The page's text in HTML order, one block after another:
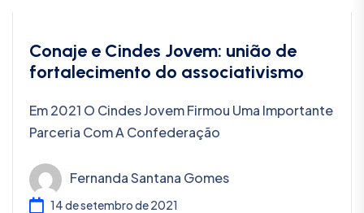
Conaje e Cindes Jovem: união de
fortalecimento do associativismo
Em 2021 O Cindes Jovem Firmou Uma Importante
Parceria Com A Confederação
Fernanda Santana Gomes
14 de setembro de 2021